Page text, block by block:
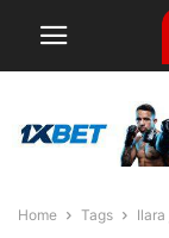
Home Tags